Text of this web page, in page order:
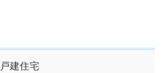
戸建住宅